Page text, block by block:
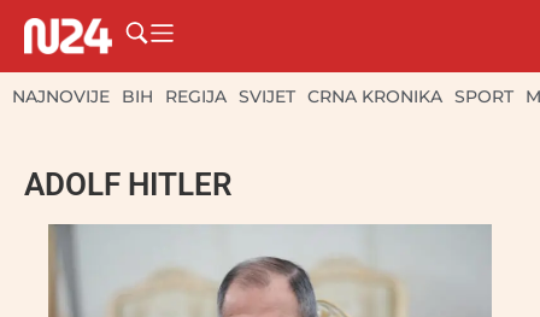
NAJNOVIJE BIH REGIJA SVIJET CRNA KRONIKA SPORT
ADOLF HITLER